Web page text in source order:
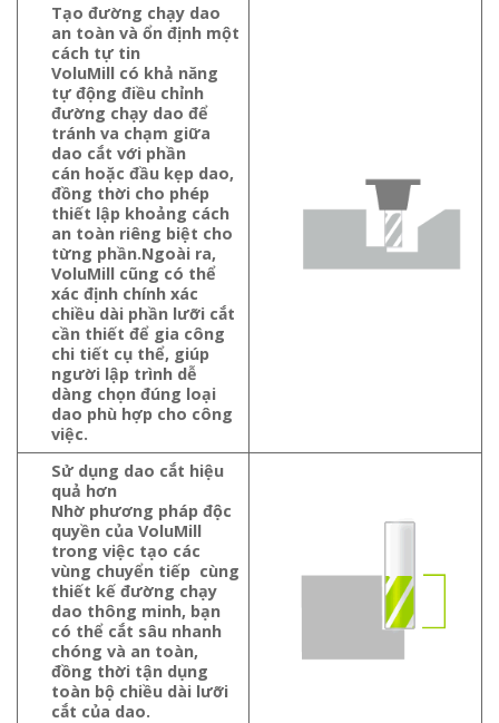
Tạo đường chạy dao
an toàn và ổn định một
cách tự tin
VoluMill có khả năng
tự động điều chỉnh
đường chạy dao để
tránh va chạm giữa
dao cắt với phần
cán hoặc đầu kẹp dao,
đồng thời cho phép
thiết lập khoảng cách
an toàn riêng biệt cho
từng phần.Ngoài ra,
VoluMill cũng có thể
xác định chính xác
chiều dài phần lưỡi cắt
cần thiết để gia công
chi tiết cụ thể, giúp
người lập trình dễ
dàng chọn đúng loại
dao phù hợp cho công
việc.
Sử dụng dao cắt hiệu
quả hơn
Nhờ phương pháp độc
quyền của VoluMill
trong việc tạo các
vùng chuyển tiếp cùng
thiết kế đường chạy
dao thông minh, bạn
có thể cắt sâu nhanh
chóng và an toàn,
đồng thời tận dụng
toàn bộ chiều dài lưỡi
cắt của dao.